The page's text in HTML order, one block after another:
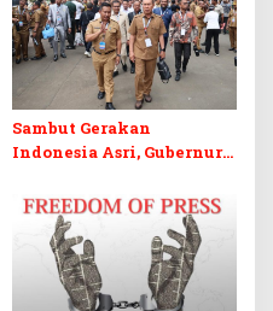
Sambut Gerakan
Indonesia Asri, Gubernur
Penertiban Baliho dan
Kabel Semrawut